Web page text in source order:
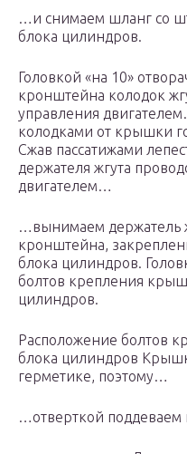
…и снимаем шланг со
блока цилиндров.
Головкой «на 10»
кронштейна колодок
управления
колодками от крышки
Сжав пассатижами
держателя жгута
двигателем…
…вынимаем держатель
кронштейна,
блока цилиндров.
болтов крепления
цилиндров.
Расположение болтов
блока цилиндров
герметике, поэтому…
…отверткой